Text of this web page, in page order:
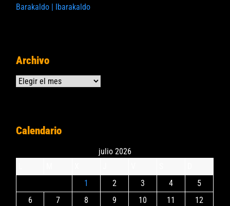
Barakaldo | Ibarakaldo
Archivo
Archivos
Calendario
julio 2026
1
2 3 4
5
6
7 8 9 10 11
12